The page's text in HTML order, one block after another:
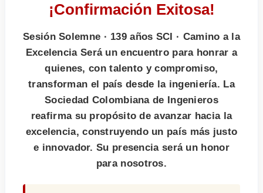
¡Confirmación Exitosa!
Sesión Solemne · 139 años SCI · Camino a la
Excelencia Será un encuentro para honrar a
quienes, con talento y compromiso,
transforman el país desde la ingeniería. La
Sociedad Colombiana de Ingenieros
reafirma su propósito de avanzar hacia la
excelencia, construyendo un país más justo
e innovador. Su presencia será un honor
para nosotros.